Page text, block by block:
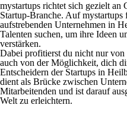
mystartups richtet sich gezielt an
Startup-Branche. Auf mystartups
aufstrebenden Unternehmen in
Talenten suchen, um ihre Ideen
verstärken.
Dabei profitierst du nicht nur
auch von der Möglichkeit, dich
Entscheidern der Startups in
dient als Brücke zwischen
Mitarbeitenden und ist darauf
Welt zu erleichtern.